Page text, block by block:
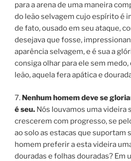
para a arena de uma maneira
do leão selvagem cujo espírito é
de fato, ousado em seu ataque,
desejava que fosse,
aparência selvagem, e é sua a
consiga olhar para ele sem
leão, aquela fera apática e
7. Nenhum homem deve se
é seu. Nós louvamos uma videira
crescerem com progresso, se
ao solo as estacas que suportam
homem preferir a esta videira
douradas e folhas douradas? Em